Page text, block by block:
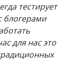
тестирует
блогерами
для нас это